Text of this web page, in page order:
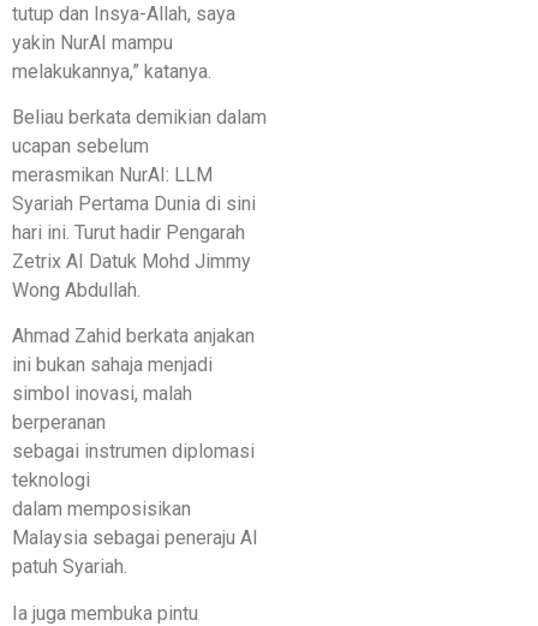
tutup dan Insya-Allah, saya
yakin NurAI mampu
melakukannya,” katanya.
Beliau berkata demikian dalam
ucapan sebelum
merasmikan NurAI: LLM
Syariah Pertama Dunia di sini
hari ini. Turut hadir Pengarah
Zetrix AI Datuk Mohd Jimmy
Wong Abdullah.
Ahmad Zahid berkata anjakan
ini bukan sahaja menjadi
simbol inovasi, malah
berperanan
sebagai instrumen diplomasi
teknologi
dalam memposisikan
Malaysia sebagai peneraju AI
patuh Syariah.
Ia juga membuka pintu